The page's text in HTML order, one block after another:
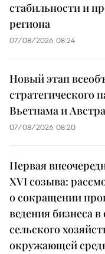
стабильности и
региона
07/08/2026 08:24
Новый этап
стратегического
Вьетнама и
07/08/2026 08:20
Первая
XVI созыва:
о сокращении
ведения бизнеса
сельского
окружающей